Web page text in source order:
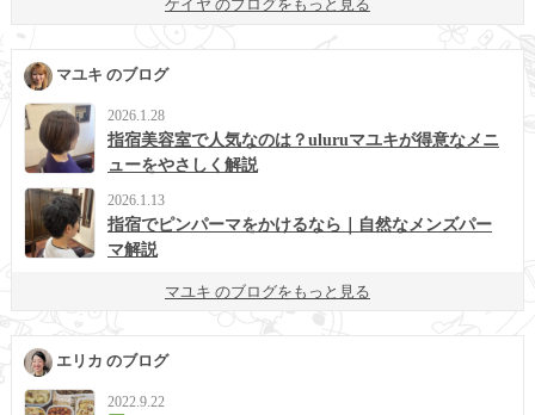
ケイヤ のブログをもっと見る
マユキ のブログ
2026.1.28
指宿美容室で人気なのは？uluruマユキが得意なメニ
ューをやさしく解説
2026.1.13
指宿でピンパーマをかけるなら｜自然なメンズパー
マ解説
マユキ のブログをもっと見る
エリカ のブログ
2022.9.22